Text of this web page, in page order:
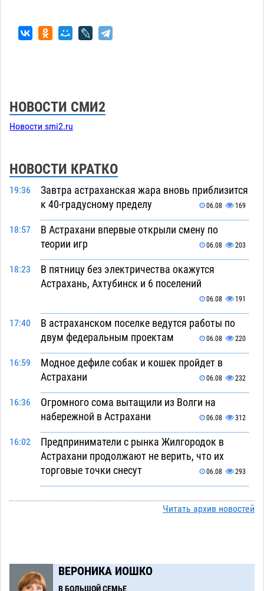
НОВОСТИ СМИ2
Новости smi2.ru
НОВОСТИ КРАТКО
19:36
Завтра астраханская жара вновь приблизится
к 40-градусному пределу
06.08 169
18:57
В Астрахани впервые открыли смену по
теории игр
06.08 203
18:23
В пятницу без электричества окажутся
Астрахань, Ахтубинск и 6 поселений
06.08 191
17:40
В астраханском поселке ведутся работы по
двум федеральным проектам
06.08 220
16:59
Модное дефиле собак и кошек пройдет в
Астрахани
06.08 232
16:36
Огромного сома вытащили из Волги на
набережной в Астрахани
06.08 312
16:02
Предприниматели с рынка Жилгородок в
Астрахани продолжают не верить, что их
торговые точки снесут
06.08 293
на новой серебряной монете Банка России
в музее Пушкина в Москве
06.08 220
Читать архив новостей
ВЕРОНИКА ИОШКО
В БОЛЬШОЙ СЕМЬЕ